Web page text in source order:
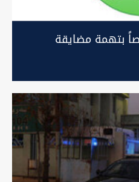
تعتقل 11 شخصاً بتهمة مضايقة